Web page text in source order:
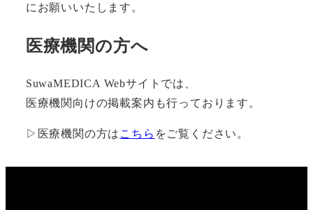
にお願いいたします。
医療機関の方へ
SuwaMEDICA Webサイトでは、
医療機関向けの掲載案内も行っております。
▷医療機関の方は こちら をご覧ください。